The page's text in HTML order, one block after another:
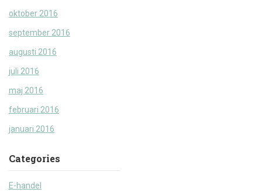
oktober 2016
september 2016
augusti 2016
juli 2016
maj 2016
februari 2016
januari 2016
Categories
E-handel